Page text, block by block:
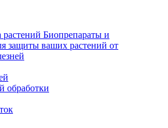
растений Биопрепараты и
защиты ваших растений от
обработки